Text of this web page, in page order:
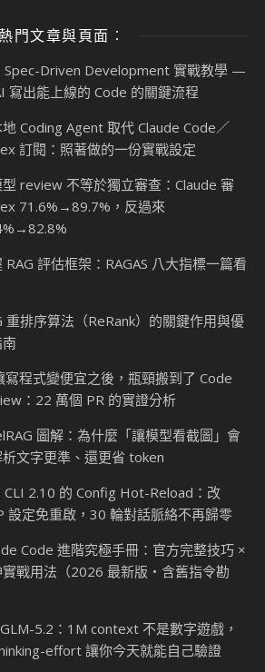
熱門文章與頁面︰
Spec-Driven Development 實戰教學 —
寫出能上線的 Code 的關鍵流程
Coding Agent 取代 Claude Code／
訂閱：照著做的一份實戰設定
review 不等於獨立審查：Claude 審
71.6%→89.7%，反過來
RAG 評估框架：RAGAS 八大指標一篇看
重排序算法（ReRank）的關鍵作用與優
寫程式變便宜之後，瓶頸搬到了 Code
：22 萬個 PR 的實證分析
圖解：為什麼「讓模型看截圖」會
析文字更準、還更省 token
CLI 2.10 的 Config Hot-Reload：改
設定免重啟，30 輪對話脈絡不再歸零
Code 進階究極手冊：官方完整技巧 ×
實戰用法（2026 最新版・含舊指令勘
5.2：1M context 不是數字遊戲，
effort 讓你今天就能自己驗證